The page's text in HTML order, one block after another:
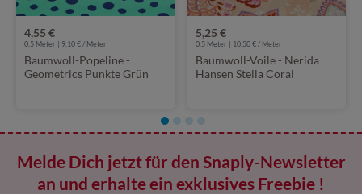
4,55 €
0,5 Meter | 9,10 € / Meter
Baumwoll-Popeline -
Geometrics Punkte Grün
5,25 €
0,5 Meter | 10,50 € / Meter
Baumwoll-Voile - Nerida
Hansen Stella Coral
Melde Dich jetzt für den Snaply-Newsletter
an und erhalte ein exklusives Freebie !